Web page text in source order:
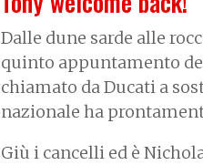
Dalle dune sarde alle
quinto appuntamento
chiamato da Ducati a
nazionale ha
Giù i cancelli ed è